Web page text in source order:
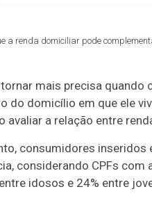
a renda domiciliar pode
mais precisa
do domicílio em que ele
avaliar a relação entre
consumidores
considerando CPFs
idosos e 24% entre